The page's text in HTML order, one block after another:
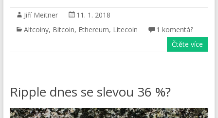
Jiří Meitner
11. 1. 2018
Altcoiny, Bitcoin, Ethereum, Litecoin
1 komentář
Čtěte více
Ripple dnes se slevou 36 %?